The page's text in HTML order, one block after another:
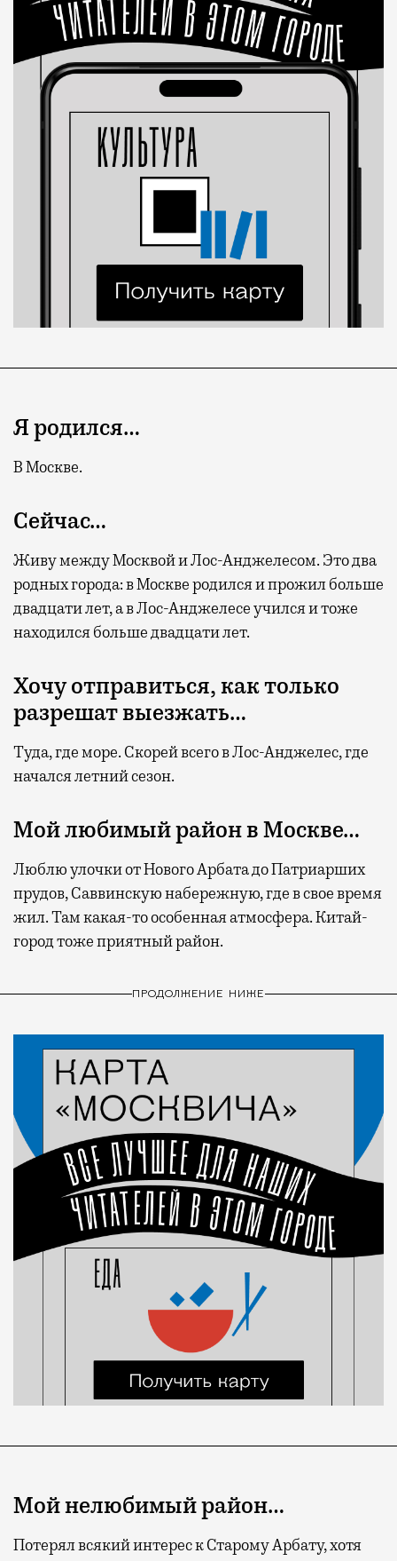
Я родился…
В Москве.
Сейчас…
Живу между Москвой и Лос-Анджелесом. Это два
родных города: в Москве родился и прожил больше
двадцати лет, а в Лос-Анджелесе учился и тоже
находился больше двадцати лет.
Хочу отправиться, как только
разрешат выезжать…
Туда, где море. Скорей всего в Лос-Анджелес, где
начался летний сезон.
Мой любимый район в Москве…
Люблю улочки от Нового Арбата до Патриарших
прудов, Саввинскую набережную, где в свое время
жил. Там какая-то особенная атмосфера. Китай-
город тоже приятный район.
ПРОДОЛЖЕНИЕ НИЖЕ
Мой нелюбимый район…
Потерял всякий интерес к Старому Арбату, хотя